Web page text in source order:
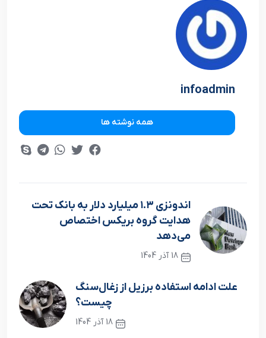
infoadmin
همه نوشته ها
اندونزی ۱.۳ میلیارد دلار به بانک تحت
هدایت گروه بریکس اختصاص
می‌دهد
18 آذر 1404
علت ادامه استفاده برزیل از زغال‌سنگ
چیست؟
18 آذر 1404